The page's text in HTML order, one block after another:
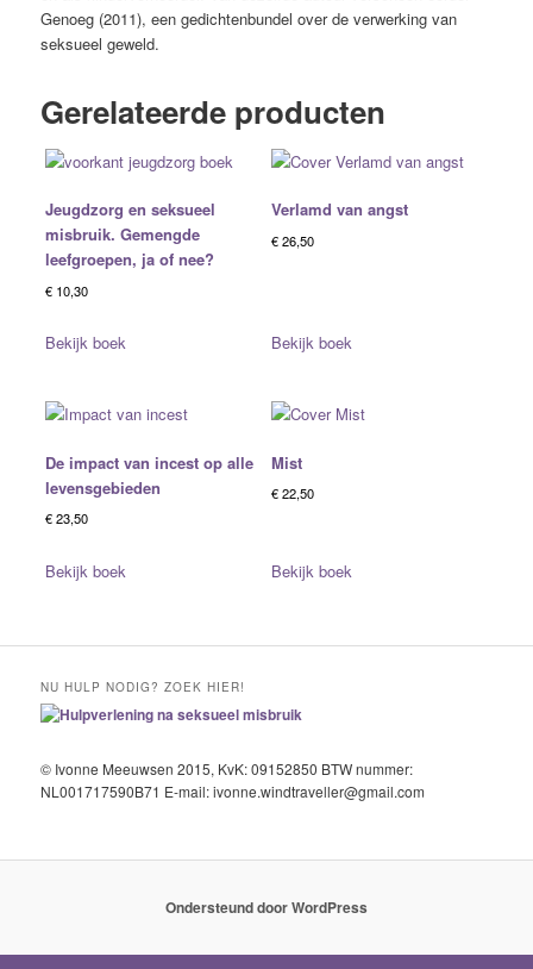
Genoeg (2011), een gedichtenbundel over de verwerking van
seksueel geweld.
Gerelateerde producten
Jeugdzorg en seksueel
misbruik. Gemengde
leefgroepen, ja of nee?
€10,30
Bekijk boek
Verlamd van angst
€26,50
Bekijk boek
De impact van incest op alle
levensgebieden
€23,50
Bekijk boek
Mist
€22,50
Bekijk boek
NU HULP NODIG? ZOEK HIER!
© Ivonne Meeuwsen 2015, KvK: 09152850 BTW nummer:
NL001717590B71 E-mail: ivonne.windtraveller@gmail.com
Ondersteund door WordPress